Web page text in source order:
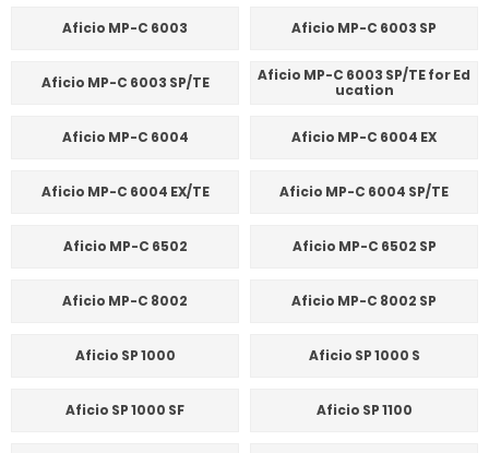
Aficio MP-C 6003 Aficio MP-C 6003 SP
Aficio MP-C 6003 SP/TE
Aficio MP-C 6003 SP/TE for Ed
ucation
Aficio MP-C 6004 Aficio MP-C 6004 EX
Aficio MP-C 6004 EX/TE Aficio MP-C 6004 SP/TE
Aficio MP-C 6502 Aficio MP-C 6502 SP
Aficio MP-C 8002 Aficio MP-C 8002 SP
Aficio SP 1000 Aficio SP 1000 S
Aficio SP 1000 SF Aficio SP 1100